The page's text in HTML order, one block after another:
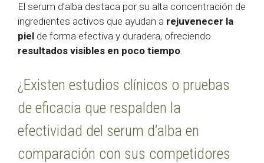
El serum d’alba destaca por su alta concentración de
ingredientes activos que ayudan a rejuvenecer la
piel de forma efectiva y duradera, ofreciendo
resultados visibles en poco tiempo.
¿Existen estudios clínicos o pruebas
de eficacia que respalden la
efectividad del serum d’alba en
comparación con sus competidores